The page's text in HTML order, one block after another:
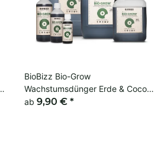
BioBizz Bio-Grow
Wachstumsdünger Erde & Coco,
Indoor Grow
ab 9,90 € *